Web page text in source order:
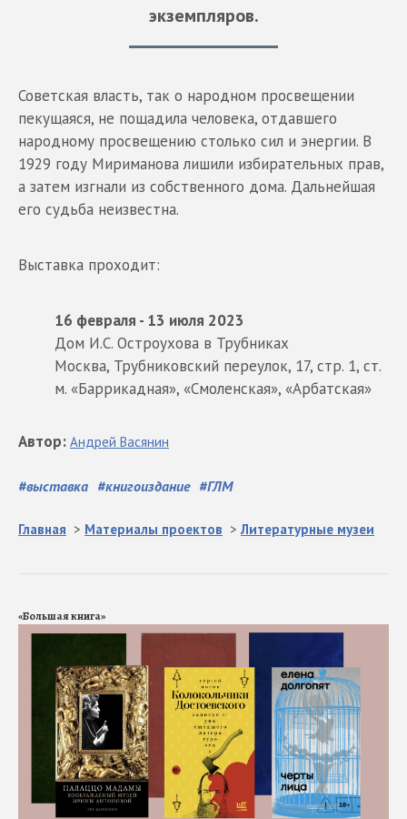
экземпляров.
Советская власть, так о народном просвещении
пекущаяся, не пощадила человека, отдавшего
народному просвещению столько сил и энергии. В
1929 году Мириманова лишили избирательных прав,
а затем изгнали из собственного дома. Дальнейшая
его судьба неизвестна.
Выставка проходит:
16 февраля - 13 июля 2023
Дом И.С. Остроухова в Трубниках
Москва, Трубниковский переулок, 17, стр. 1, ст.
м. «Баррикадная», «Смоленская», «Арбатская»
#выставка #книгоиздание #ГЛМ
Автор: Андрей Васянин
Главная > Материалы проектов >Литературные музеи
«Большая книга»